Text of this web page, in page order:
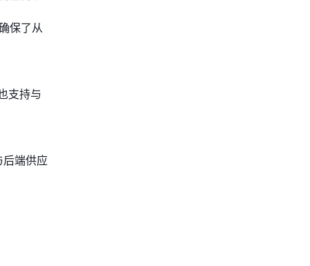
保了从
支持与
端供应